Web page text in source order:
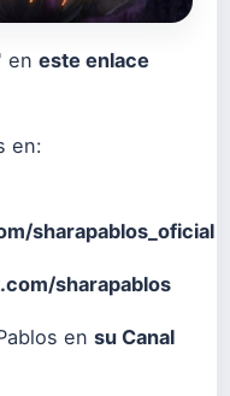
en este enlace
en:
sharapablos_oficial
sharapablos
en su Canal